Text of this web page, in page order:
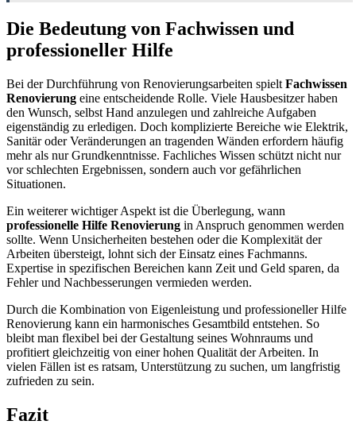
Die Bedeutung von Fachwissen und
professioneller Hilfe
Bei der Durchführung von Renovierungsarbeiten spielt Fachwissen
Renovierung eine entscheidende Rolle. Viele Hausbesitzer haben
den Wunsch, selbst Hand anzulegen und zahlreiche Aufgaben
eigenständig zu erledigen. Doch komplizierte Bereiche wie Elektrik,
Sanitär oder Veränderungen an tragenden Wänden erfordern häufig
mehr als nur Grundkenntnisse. Fachliches Wissen schützt nicht nur
vor schlechten Ergebnissen, sondern auch vor gefährlichen
Situationen.
Ein weiterer wichtiger Aspekt ist die Überlegung, wann
professionelle Hilfe Renovierung in Anspruch genommen werden
sollte. Wenn Unsicherheiten bestehen oder die Komplexität der
Arbeiten übersteigt, lohnt sich der Einsatz eines Fachmanns.
Expertise in spezifischen Bereichen kann Zeit und Geld sparen, da
Fehler und Nachbesserungen vermieden werden.
Durch die Kombination von Eigenleistung und professioneller Hilfe
Renovierung kann ein harmonisches Gesamtbild entstehen. So
bleibt man flexibel bei der Gestaltung seines Wohnraums und
profitiert gleichzeitig von einer hohen Qualität der Arbeiten. In
vielen Fällen ist es ratsam, Unterstützung zu suchen, um langfristig
zufrieden zu sein.
Fazit